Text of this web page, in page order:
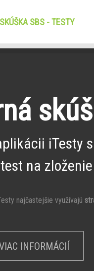
SKÚŠKA SBS - TESTY
iTesty
na zloženie
najčastejšie využívajú
INFORMÁCIÍ